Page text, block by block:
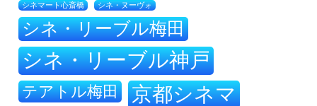
シネマート心斎橋 シネ・ヌーヴォ
シネ・リーブル梅田
シネ・リーブル神戸
テアトル梅田 京都シネマ